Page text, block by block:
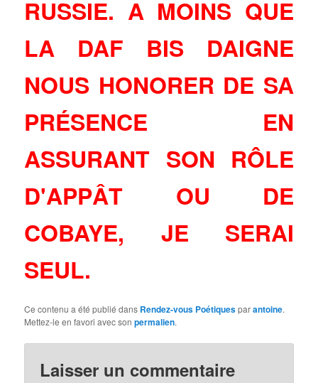
RUSSIE. A MOINS QUE
LA DAF BIS DAIGNE
NOUS HONORER DE SA
PRÉSENCE EN
ASSURANT SON RÔLE
D'APPÂT OU DE
COBAYE, JE SERAI
SEUL.
Ce contenu a été publié dans Rendez-vous Poétiquesparantoine.
Mettez-le en favori avec sonpermalien.
Laisser un commentaire